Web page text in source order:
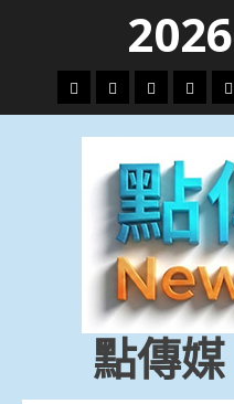
content頭
條
財
經
地
方.
會
文
教.
技
專
點傳媒